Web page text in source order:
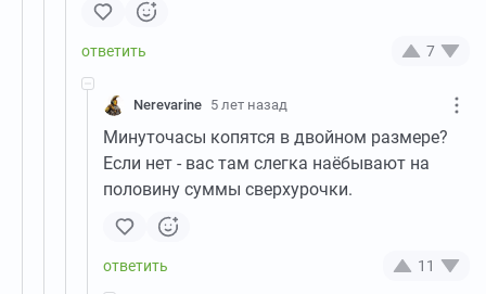
7
Nerevarine 5 лет назад
Минуточасы копятся в двойном размере?
Если нет - вас там слегка наёбывают на
половину суммы сверхурочки.
11